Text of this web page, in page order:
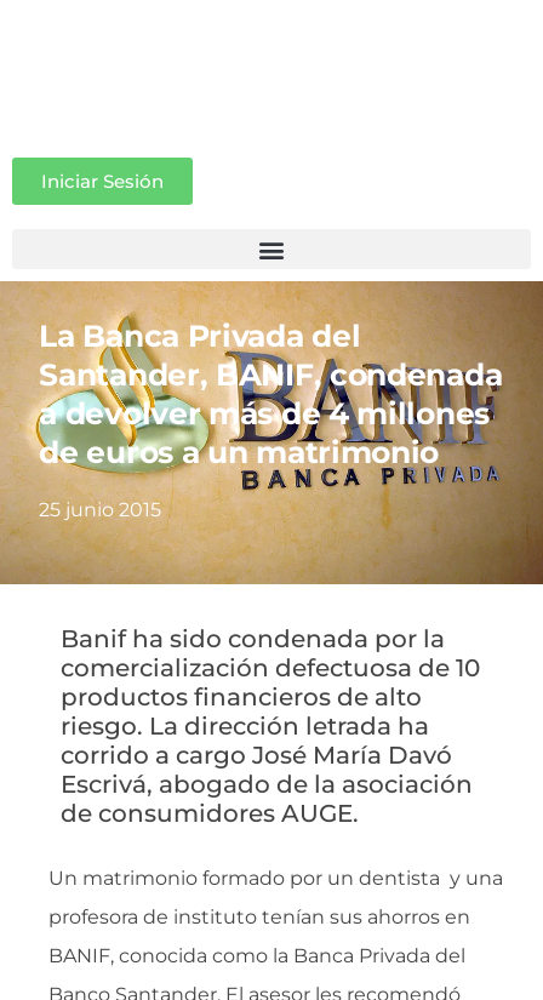
Iniciar Sesión
La Banca Privada del
Santander, BANIF, condenada
a devolver más de 4 millones
de euros a un matrimonio
25 junio 2015
Banif ha sido condenada por la
comercialización defectuosa de 10
productos financieros de alto
riesgo. La dirección letrada ha
corrido a cargo José María Davó
Escrivá, abogado de la asociación
de consumidores AUGE.
Un matrimonio formado por un dentista y una
profesora de instituto tenían sus ahorros en
BANIF, conocida como la Banca Privada del
Banco Santander. El asesor les recomendó